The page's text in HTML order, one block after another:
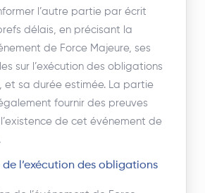
l’autre partie par écrit
délais, en précisant la
de Force Majeure, ses
sur l’exécution des obligations
et sa durée estimée. La partie
fournir des preuves
de cet événement de
de l’exécution des obligations